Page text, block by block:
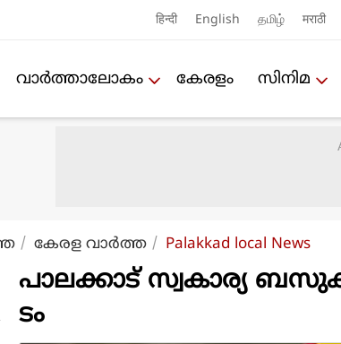
हिन्दी English தமிழ் मराठी
വാര്‍ത്താലോകം കേരളം സിനിമ
കേരള വാര്‍ത്ത Palakkad local News
പാലക്കാട് സ്വകാര്യ
ടം